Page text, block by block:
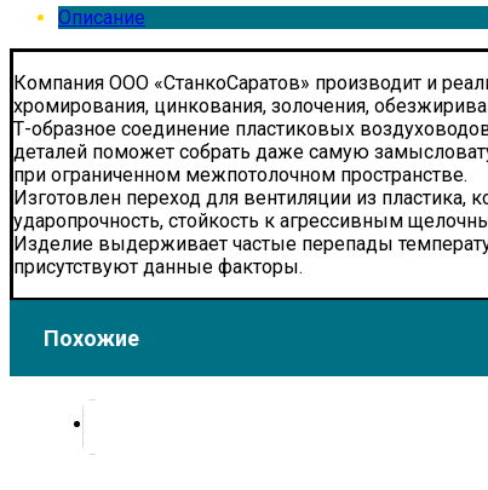
Описание
Компания ООО «СтанкоСаратов» производит и
хромирования, цинкования, золочения,
Т-образное соединение пластиковых
деталей поможет собрать даже самую
при ограниченном межпотолочном пространстве.
Изготовлен переход для вентиляции из
ударопрочность, стойкость к агрессивным
Изделие выдерживает частые перепады
присутствуют данные факторы.
Похожие